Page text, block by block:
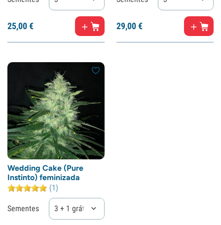
25,00€ 29,00€
Wedding Cake (Pure
Instinto) feminizada
(1)
Sementes 3 + 1 grátis